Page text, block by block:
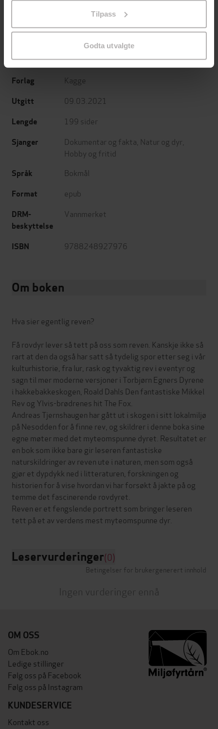
Tilpass
Godta utvalgte
Forfattere Andreas Tjernshaugen(forfatter)
Forlag Kagge
Utgitt 09.03.2021
Lengde 199 sider
Sjanger Dokumentar og fakta Natur og dyr
Hobby og fritid
Språk Bokmål
Format epub
DRM-
beskyttelse
Vannmerket
ISBN 9788248927976
Om boken
Hva sier egentlig reven?
Få rovdyr lever så tett på oss som reven. Kanskje ikke så
rart at den da også har satt så tydelig spor etter seg i vår
kulturhistorie, fra lur, rask og tyvaktig rev i eventyr og
sagn til mer moderne versjoner i Torbjørn Egners Dyrene
i hakkebakkeskogen, Roald Dahls Den fantastiske Mikkel
Rev og Ylvis-brødrenes hit The Fox.
Andreas Tjernshaugen har gått ut i skogen i sitt lokalmiljø
på Nesodden for å finne rev, og skildrer i denne boka sine
egne møter med det myteomspunne dyret. Resultatet er
en bok som ikke bare gir leseren fantastiske
naturskildringer av reven ute i naturen, men som også
gjør et dypdykk ned i litteraturen, forskningen og
historien for å vise hvordan vi har forsøkt å jakte på og
temme det fascinerende rovdyret.
Reven er et fengslende portrett som bringer leseren
Leservurderinger(0)
Betingelser for brukergenerert innhold
Ingen vurderinger ennå
OM OSS
Om Ebok.no
Ledige stillinger
Følg oss på Facebook
Følg oss på Instagram
KUNDESERVICE
Kontakt oss